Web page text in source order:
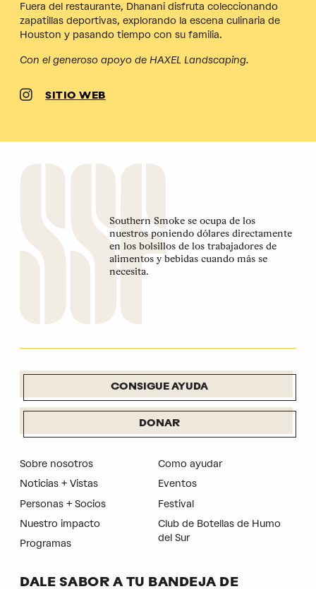
Fuera del restaurante, Dhanani disfruta coleccionando
zapatillas deportivas, explorando la escena culinaria de
Houston y pasando tiempo con su familia.
Con el generoso apoyo de HAXEL Landscaping.
SITIO WEB
Southern Smoke se ocupa de los
nuestros poniendo dólares directamente
en los bolsillos de los trabajadores de
alimentos y bebidas cuando más se
necesita.
CONSIGUE AYUDA
DONAR
Sobre nosotros
Noticias + Vistas
Personas + Socios
Nuestro impacto
Programas
Como ayudar
Eventos
Festival
Club de Botellas de Humo
del Sur
DALE SABOR A TU BANDEJA DE